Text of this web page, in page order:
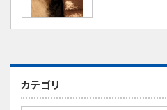
カテゴリ